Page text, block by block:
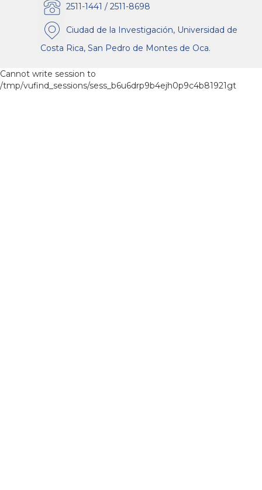
2511-1441 / 2511-8698
Ciudad de la Investigación, Universidad de
Costa Rica, San Pedro de Montes de Oca.
Cannot write session to
/tmp/vufind_sessions/sess_b6u6drp9b4ejh0p9c4b81921gt